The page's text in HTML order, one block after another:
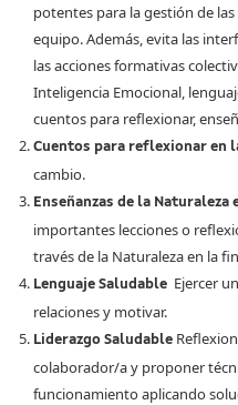
potentes para la gestión de
equipo. Además, evita las
las acciones formativas
Inteligencia Emocional,
cuentos para reflexionar,
Cuentos para reflexionar en
cambio.
Enseñanzas de la Naturaleza
importantes lecciones o
través de la Naturaleza en la
Lenguaje Saludable Ejercer
relaciones y motivar.
Liderazgo Saludable
colaborador/a y proponer
funcionamiento aplicando